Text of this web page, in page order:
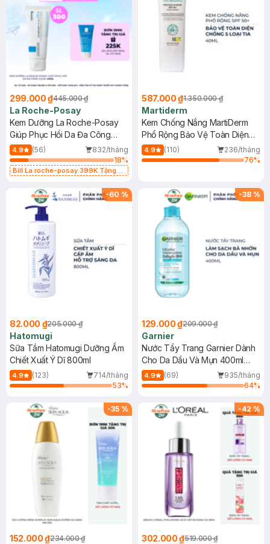
299.000 ₫445.000 ₫
La Roche-Posay
Kem Dưỡng La Roche-Posay
Giúp Phục Hồi Da Đa Công
Dụng 40ml
4.9 (56)
832/tháng
18%
Bill La roche-posay 399K Tặng
(SL có hạn)
587.000 ₫1.350.000 ₫
Martiderm
Kem Chống Nắng MartiDerm
Phổ Rộng Bảo Vệ Toàn Diện
40ml
4.9 (110)
236/tháng
76%
-60 %
82.000 ₫205.000 ₫
Hatomugi
Sữa Tắm Hatomugi Dưỡng Ẩm
Chiết Xuất Ý Dĩ 800ml
4.9 (123)
714/tháng
53%
-38 %
129.000 ₫209.000 ₫
Garnier
Nước Tẩy Trang Garnier Dành
Cho Da Dầu Và Mụn 400ml
(Mới)
4.9 (69)
935/tháng
64%
-35 %
152.000 ₫234.000 ₫
-42 %
302.000 ₫519.000 ₫